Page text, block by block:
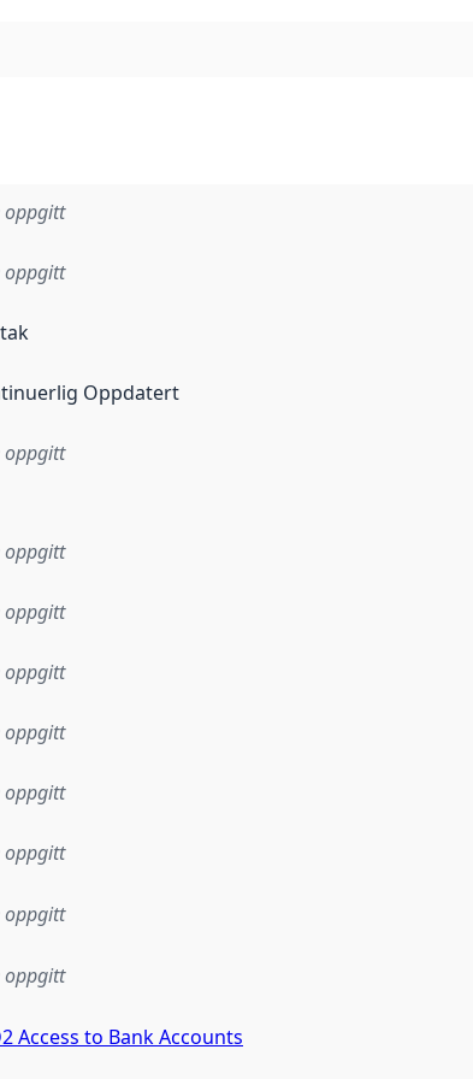
oppgitt
oppgitt
Oppdatert
i dette datasettet første gang ble utgitt. Det kan
oppgitt
oppgitt
oppgitt
oppgitt
oppgitt
oppgitt
oppgitt
oppgitt
oppgitt
eller annen spesifikasjon, som ligger
Access to Bank Accounts